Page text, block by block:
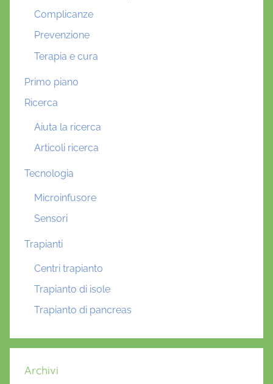
Complicanze
Prevenzione
Terapia e cura
Primo piano
Ricerca
Aiuta la ricerca
Articoli ricerca
Tecnologia
Microinfusore
Sensori
Trapianti
Centri trapianto
Trapianto di isole
Trapianto di pancreas
Archivi